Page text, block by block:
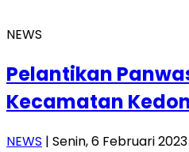
NEWS
Pelantikan
Kecamatan
NEWS | Senin, 6 Februari